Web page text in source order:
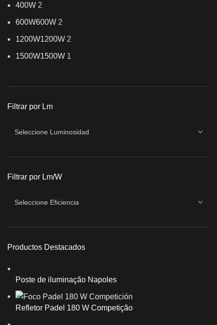
400W 2
600W600W 2
1200W1200W 2
1500W1500W 1
Filtrar por Lm
Filtrar por Lm/W
Productos Destacados
Poste de iluminação Napoles
Refletor Padel 180 W Competição